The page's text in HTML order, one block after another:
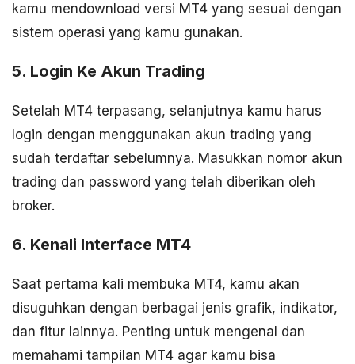
kamu mendownload versi MT4 yang sesuai dengan
sistem operasi yang kamu gunakan.
5. Login Ke Akun Trading
Setelah MT4 terpasang, selanjutnya kamu harus
login dengan menggunakan akun trading yang
sudah terdaftar sebelumnya. Masukkan nomor akun
trading dan password yang telah diberikan oleh
broker.
6. Kenali Interface MT4
Saat pertama kali membuka MT4, kamu akan
disuguhkan dengan berbagai jenis grafik, indikator,
dan fitur lainnya. Penting untuk mengenal dan
memahami tampilan MT4 agar kamu bisa